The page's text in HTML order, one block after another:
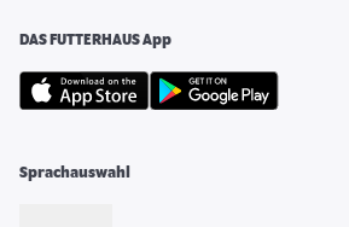
DAS FUTTERHAUS App
Sprachauswahl